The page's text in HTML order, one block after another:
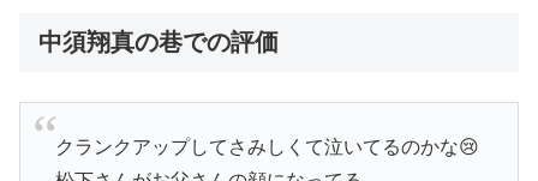
中須翔真の巷での評価
クランクアップしてさみしくて泣いてるのかな😢